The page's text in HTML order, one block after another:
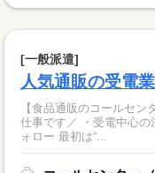
[一般派遣]
人気通販の受電
【食品通販のコールセ
仕事です／ ・受電中心の
ォロー 最初は“...